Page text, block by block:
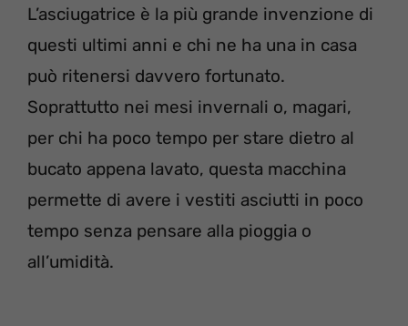
L’asciugatrice è la più grande invenzione di
questi ultimi anni e chi ne ha una in casa
può ritenersi davvero fortunato.
Soprattutto nei mesi invernali o, magari,
per chi ha poco tempo per stare dietro al
bucato appena lavato, questa macchina
permette di avere i vestiti asciutti in poco
tempo senza pensare alla pioggia o
all’umidità.